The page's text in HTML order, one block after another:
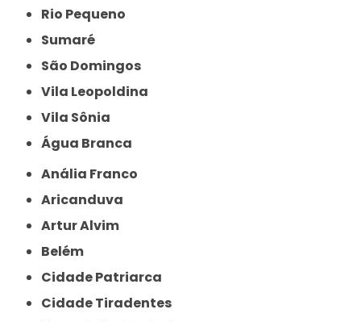
Rio Pequeno
Sumaré
São Domingos
Vila Leopoldina
Vila Sônia
Água Branca
Anália Franco
Aricanduva
Artur Alvim
Belém
Cidade Patriarca
Cidade Tiradentes